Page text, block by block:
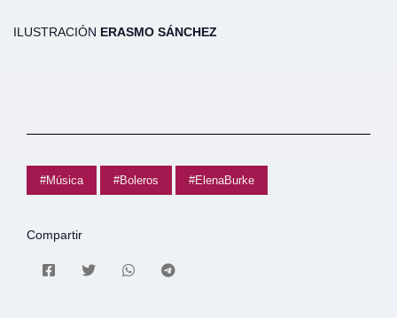
ILUSTRACIÓN ERASMO SÁNCHEZ
#Música #Boleros #ElenaBurke
Compartir